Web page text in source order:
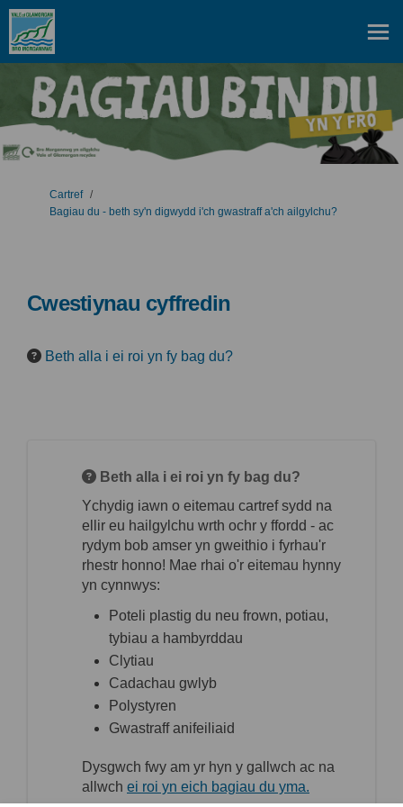
Rydych yma:
Cartref
Bagiau du - beth sy'n digwydd i'ch gwastraff a'ch ailgylchu?
Cwestiynau cyffredin
Beth alla i ei roi yn fy bag du?
Beth alla i ei roi yn fy bag du?
Ychydig iawn o eitemau cartref sydd na
ellir eu hailgylchu wrth ochr y ffordd - ac
rydym bob amser yn gweithio i fyrhau'r
rhestr honno! Mae rhai o'r eitemau hynny
yn cynnwys:
Poteli plastig du neu frown, potiau,
tybiau a hambyrddau
Clytiau
Cadachau gwlyb
Polystyren
Gwastraff anifeiliaid
Dysgwch fwy am yr hyn y gallwch ac na
allwch ei roi yn eich bagiau du yma.